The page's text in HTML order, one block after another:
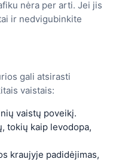
nėra per arti. Jei jis
ir nedvigubinkite
gali atsirasti
vaistais:
vaistų poveikį.
tokių kaip levodopa,
kraujyje padidėjimas,